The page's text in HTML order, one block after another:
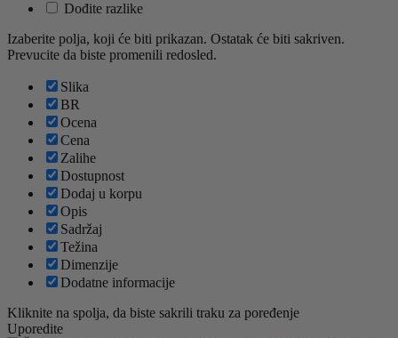
Dođite razlike
Izaberite polja, koji će biti prikazan. Ostatak će biti sakriven.
Prevucite da biste promenili redosled.
Slika
BR
Ocena
Cena
Zalihe
Dostupnost
Dodaj u korpu
Opis
Sadržaj
Težina
Dimenzije
Dodatne informacije
Kliknite na spolja, da biste sakrili traku za poređenje
Uporedite